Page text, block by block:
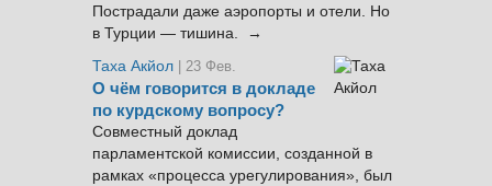
Пострадали даже аэропорты и отели. Но
в Турции — тишина. →
Таха Акйол | 23 Фев.
О чём говорится в докладе
по курдскому вопросу?
Совместный доклад
парламентской комиссии, созданной в
рамках «процесса урегулирования», был